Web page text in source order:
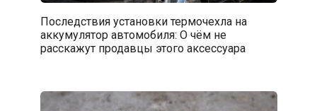
Последствия установки термочехла на
аккумулятор автомобиля: О чём не
расскажут продавцы этого аксессуара